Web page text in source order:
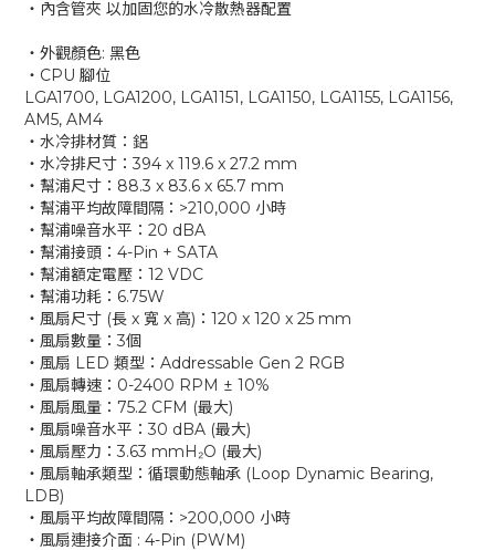
‧內含管夾 以加固您的水冷散熱器配置
‧外觀顏色: 黑色
‧CPU 腳位
LGA1700, LGA1200, LGA1151, LGA1150, LGA1155, LGA1156,
AM5, AM4
‧水冷排材質：鋁
‧水冷排尺寸：394 x 119.6 x 27.2 mm
‧幫浦尺寸：88.3 x 83.6 x 65.7 mm
‧幫浦平均故障間隔：>210,000 小時
‧幫浦噪音水平：20 dBA
‧幫浦接頭：4-Pin + SATA
‧幫浦額定電壓：12 VDC
‧幫浦功耗：6.75W
‧風扇尺寸 (長 x 寬 x 高)：120 x 120 x 25 mm
‧風扇數量：3個
‧風扇 LED 類型：Addressable Gen 2 RGB
‧風扇轉速：0-2400 RPM ± 10%
‧風扇風量：75.2 CFM (最大)
‧風扇噪音水平：30 dBA (最大)
‧風扇壓力：3.63 mmH₂O (最大)
‧風扇軸承類型：循環動態軸承 (Loop Dynamic Bearing,
LDB)
‧風扇平均故障間隔：>200,000 小時
‧風扇連接介面 : 4-Pin (PWM)